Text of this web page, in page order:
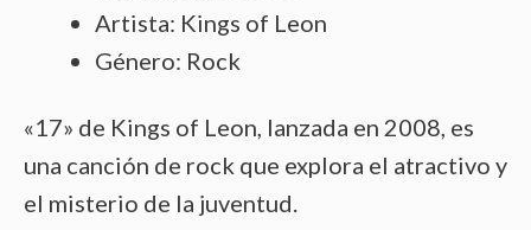
Artista: Kings of Leon
Género: Rock
«17» de Kings of Leon, lanzada en 2008, es
una canción de rock que explora el atractivo y
el misterio de la juventud.